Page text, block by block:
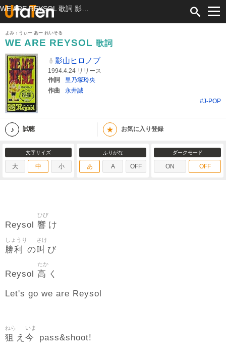
よみ：うぃー あー れいそる
WE ARE REYSOL 歌詞
影山ヒロノブ
1994.4.24 リリース
作詞
里乃塚玲央
作曲
永井誠
#J-POP
試聴 ★ お気に入り登録
文字サイズ
大 中 小
ふりがな
あ A OFF
ダークモード
ON OFF
Reysol 響
ひび
け
勝利
しょうり
の叫
さけ
び
Reysol 高
たか
く
Let's go we are Reysol
狙
ねら
え 今
いま
pass&shoot!